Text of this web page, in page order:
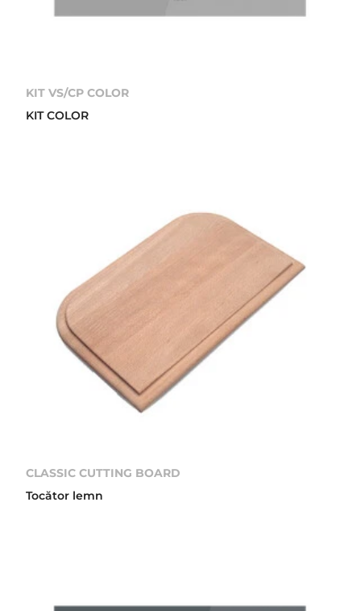
KIT VS/CP COLOR
KIT COLOR
CLASSIC CUTTING BOARD
Tocător lemn